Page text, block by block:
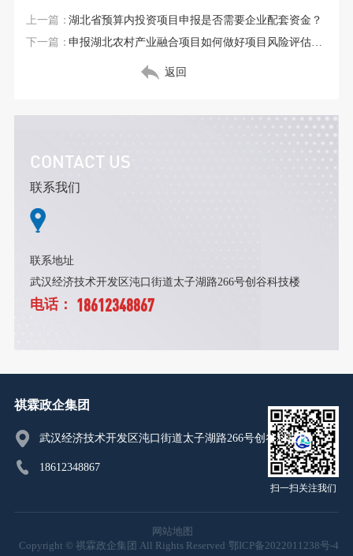
上一篇：湖北省预算内投资项目申报是否需要企业配套资金？
下一篇：
申报湖北农村产业融合项目如何做好项目风险评估报告
返回
CONTACT US
联系我们
联系地址
武汉经济技术开发区沌口街道太子湖路266号创谷科技楼
电话： 18612348867
扫一扫关注我们
祺霖政企集团
武汉经济技术开发区沌口街道太子湖路266号创谷科技楼
18612348867
网站地图
Copyright © 祺霖政企集团 All Rights Reserved 鄂ICP备2022011238号-4